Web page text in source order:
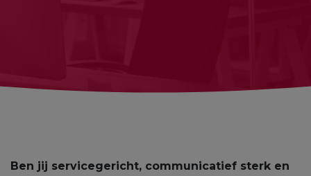
Ben jij servicegericht, communicatief sterk en